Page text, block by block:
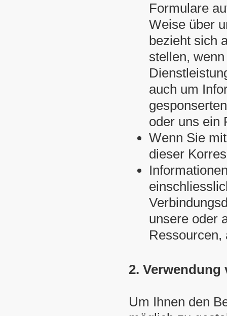
Formulare
Weise über
bezieht sich
stellen,
auch um
oder uns ein
Wenn Sie
dieser
unsere oder
Ressourcen,
2. Verwendung
Um Ihnen den